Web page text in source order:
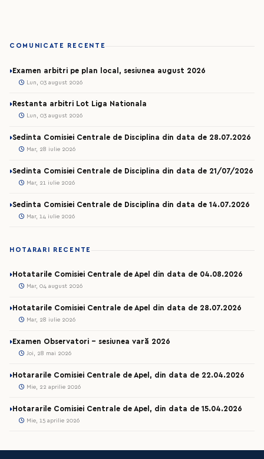
COMUNICATE RECENTE
Examen arbitri pe plan local, sesiunea august 2026
Lun, 03 august 2026
Restanta arbitri Lot Liga Nationala
Lun, 03 august 2026
Sedinta Comisiei Centrale de Disciplina din data de 28.07.2026
Mar, 28 iulie 2026
Sedinta Comisiei Centrale de Disciplina din data de 21/07/2026
Mar, 21 iulie 2026
Sedinta Comisiei Centrale de Disciplina din data de 14.07.2026
Mar, 14 iulie 2026
HOTARARI RECENTE
Hotatarile Comisiei Centrale de Apel din data de 04.08.2026
Mar, 04 august 2026
Hotatarile Comisiei Centrale de Apel din data de 28.07.2026
Mar, 28 iulie 2026
Examen Observatori - sesiunea vară 2026
Joi, 28 mai 2026
Hotararile Comisiei Centrale de Apel, din data de 22.04.2026
Mie, 22 aprilie 2026
Hotararile Comisiei Centrale de Apel, din data de 15.04.2026
Mie, 15 aprilie 2026